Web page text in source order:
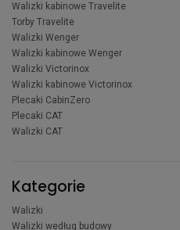
Walizki kabinowe Travelite
Torby Travelite
Walizki Wenger
Walizki kabinowe Wenger
Walizki Victorinox
Walizki kabinowe Victorinox
Plecaki CabinZero
Plecaki CAT
Walizki CAT
Kategorie
Walizki
Walizki według budowy